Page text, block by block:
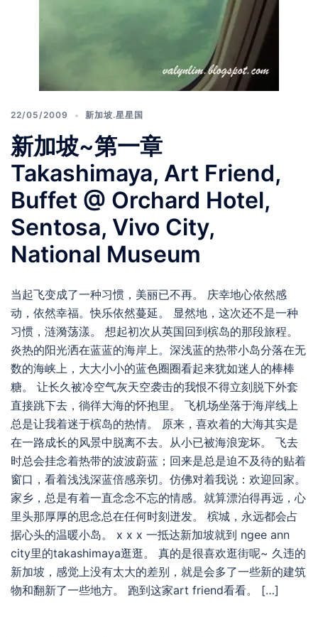
22/05/2009 新加坡.星星国
新加坡~第一章
Takashimaya, Art Friend,
Buffet @ Orchard Hotel,
Sentosa, Vivo City,
National Museum
当起飞变成了一种习惯，美丽已不再。 庆幸地心依然感
动，依然幸福。快乐依然蔓延。 显然地，这次还不是一种
习惯，涟漪荡漾。 想起初次从英国回到槟岛的那段旅程。
炎热的阳光洒在蓝蓝的海岸上。深浅蓝的热带小岛分落在无
数的海峡上，大大小小的蓝色圈圈看起来犹如迷人的棒棒
糖。 让长久被冷空气灰天空袭击的我恨不得立刻脱下外套
直接跳下去，徜徉大海的怀抱里。 飞机场坐落于海岸线上
总是让我着迷于槟岛的热情。 原来，喜欢着的大海其实是
在一路成长的风景中脱离不去。从小已被海浪宠坏。 飞去
时总会挂念着热带的波波蔚蓝；回来是总是迫不及待的贴着
窗口，看着浅浅深蓝倍感亲切。仿佛对着我说：欢迎回家。
家乡，总是有着一直念念不忘的情感。就算漂泊得再远，心
里头那厚厚的思念总在任何时刻迸发。 槟城，永远都会占
据心头的温暖小岛。 x x x 一抵达新加坡就到 ngee ann
city里的takashimaya逛逛。 真的是很喜欢逛街呢~ 久违的
新加坡，感觉上没有太大的差别，就是会多了一些新的建筑
物和翻新了一些地方。 跑到这家art friend看看。 […]